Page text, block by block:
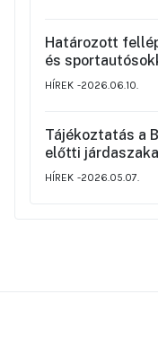
Határozott
és
HÍREK 2026.06.10.
Tájékoztatás a
HÍREK 2026.05.07.